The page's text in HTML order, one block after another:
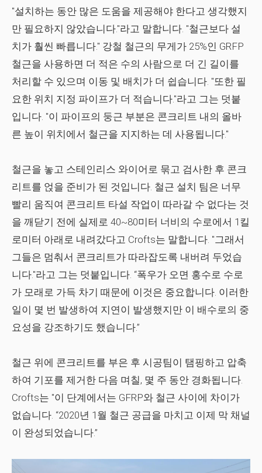
"설치하는 동안 많은 도움을 제공해야 한다고 생각했지
만 필요하지 않았습니다."라고 말합니다. "철근보다 설
치가 훨씬 빠릅니다." 강철 철근의 무게가 25%인 GRFP
철근을 사용하면 더 적은 수의 사람으로 더 긴 길이를
처리할 수 있으며 이동 및 배치가 더 쉽습니다. "또한 필
요한 위치 지정 파이프가 더 적습니다."라고 그는 덧붙
입니다. "이 파이프의 둥근 부분은 콘크리트 내의 올바
른 높이 위치에서 철근을 지지하는 데 사용됩니다."
철근을 놓고 스테인리스 와이어로 묶고 검사한 후 콘크
리트를 얹을 준비가 된 것입니다. 철근 설치 팀은 너무
빨리 움직여 콘크리트 타설 작업이 따라갈 수 없다는 것
을 깨닫기 전에 실제로 40~80미터 너비의 수로에서 1킬
로미터 아래로 내려갔다고 Crofts는 말합니다. "그래서
그들은 멈춰서 콘크리트가 따라잡도록 내버려 두었습
니다."라고 그는 덧붙입니다. “폭우가 오면 홍수로 수로
가 모래로 가득 차기 때문에 이것은 중요합니다. 이러한
일이 몇 번 발생하여 지연이 발생했지만 이 배수로의 중
요성을 강조하기도 했습니다.”
철근 위에 콘크리트를 부은 후 시공팀이 탬핑하고 압축
하여 기포를 제거한 다음 며칠, 몇 주 동안 경화됩니다.
Crofts는 "이 단계에서는 GFRP와 철근 사이에 차이가
없습니다. “2020년 1월 철근 공급을 마치고 이제 막 채널
이 완성되었습니다.”